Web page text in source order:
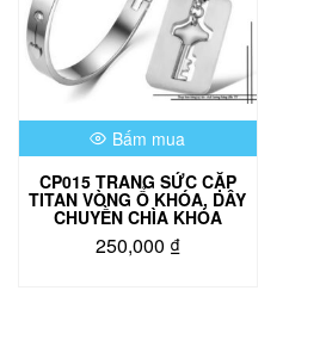
Bấm mua
CP015 TRANG SỨC CẶP
TITAN VÒNG Ổ KHÓA, DÂY
CHUYỀN CHÌA KHÓA
250,000 ₫